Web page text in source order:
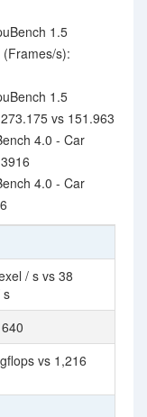
1.5
s):
1.5
vs 151.963
4.0 - Car
4.0 - Car
/ s vs 38
s
vs 1,216